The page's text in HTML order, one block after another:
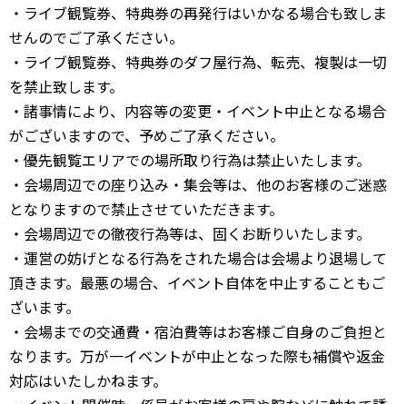
・ライブ観覧券、特典券の再発行はいかなる場合も致しま
せんのでご了承ください。
・ライブ観覧券、特典券のダフ屋行為、転売、複製は一切
を禁止致します。
・諸事情により、内容等の変更・イベント中止となる場合
がございますので、予めご了承ください。
・優先観覧エリアでの場所取り行為は禁止いたします。
・会場周辺での座り込み・集会等は、他のお客様のご迷惑
となりますので禁止させていただきます。
・会場周辺での徹夜行為等は、固くお断りいたします。
・運営の妨げとなる行為をされた場合は会場より退場して
頂きます。最悪の場合、イベント自体を中止することもご
ざいます。
・会場までの交通費・宿泊費等はお客様ご自身のご負担と
なります。万が一イベントが中止となった際も補償や返金
対応はいたしかねます。